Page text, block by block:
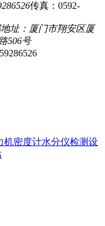
传真：0592-
址：厦门市翔安区厦
506号
机密度计水分仪检测设